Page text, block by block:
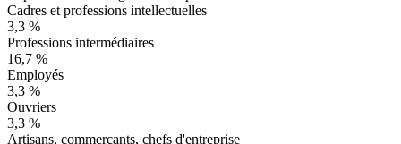
Cadres et professions intellectuelles
3,3 %
Professions intermédiaires
16,7 %
Employés
3,3 %
Ouvriers
3,3 %
Artisans, commerçants, chefs d'entreprise